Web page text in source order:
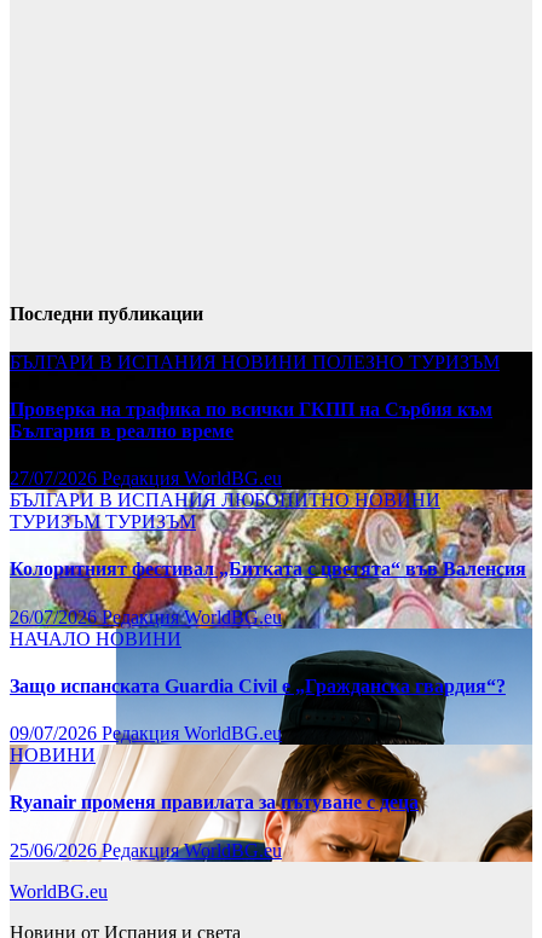
Последни публикации
БЪЛГАРИ В ИСПАНИЯ НОВИНИ ПОЛЕЗНО ТУРИЗЪМ
Проверка на трафика по всички ГКПП на Сърбия към
България в реално време
27/07/2026 Редакция WorldBG.eu
БЪЛГАРИ В ИСПАНИЯ ЛЮБОПИТНОНОВИНИ
ТУРИЗЪМТУРИЗЪМ
Колоритният фестивал „Битката с цветята“ във Валенсия
26/07/2026Редакция WorldBG.eu
НАЧАЛО НОВИНИ
Защо испанската Guardia Civil е „Гражданска гвардия“?
09/07/2026 Редакция WorldBG.eu
НОВИНИ
Ryanair променя правилата за пътуване с деца
25/06/2026Редакция WorldBG.eu
WorldBG.eu
Новини от Испания и света